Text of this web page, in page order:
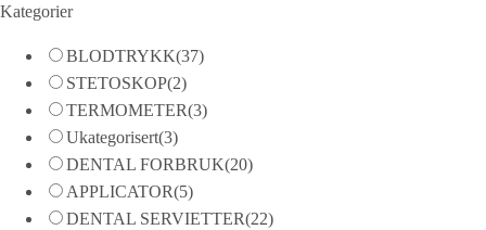
Kategorier
BLODTRYKK(37)
STETOSKOP(2)
TERMOMETER(3)
Ukategorisert(3)
DENTAL FORBRUK(20)
APPLICATOR(5)
DENTAL SERVIETTER(22)